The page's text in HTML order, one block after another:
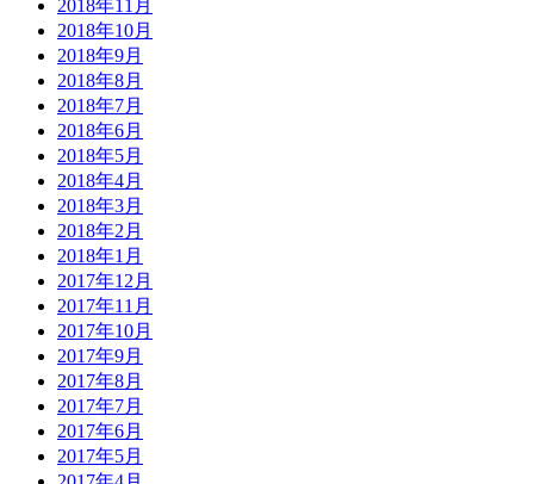
2018年11月
2018年10月
2018年9月
2018年8月
2018年7月
2018年6月
2018年5月
2018年4月
2018年3月
2018年2月
2018年1月
2017年12月
2017年11月
2017年10月
2017年9月
2017年8月
2017年7月
2017年6月
2017年5月